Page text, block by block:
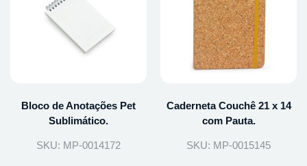
Bloco de Anotações Pet
Sublimático.
SKU: MP-0014172
Caderneta Couchê 21 x 14
com Pauta.
SKU: MP-0015145